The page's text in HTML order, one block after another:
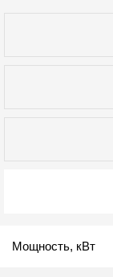
Мощность, кВт